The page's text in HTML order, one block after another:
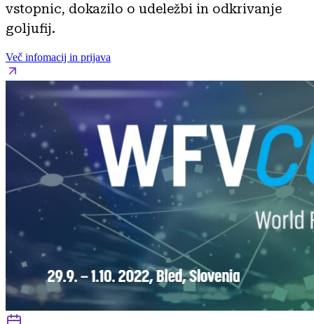
vstopnic, dokazilo o udeležbi in odkrivanje
goljufij.
Več infomacij in prijava